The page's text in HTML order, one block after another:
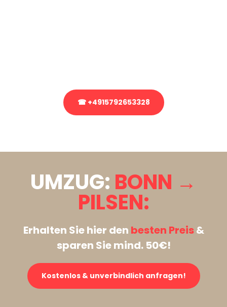
☎ +4915792653328
UMZUG: BONN →
PILSEN:
Erhalten Sie hier den besten Preis&
sparen Sie mind. 50€!
Kostenlos & unverbindlich anfragen!